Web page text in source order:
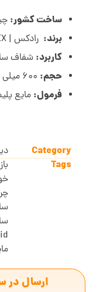
ساخت کشور:
برند: رادکس | RADEX
کاربرد: شفاف
حجم:
فرمول: مایع
Category
Tags
ارسال در